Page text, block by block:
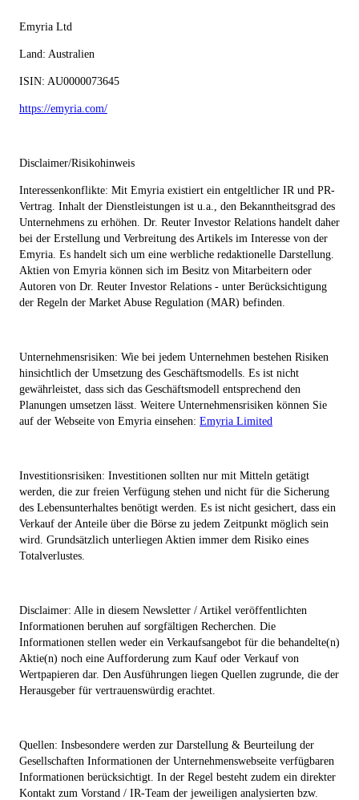
Emyria Ltd
Land: Australien
ISIN: AU0000073645
https://emyria.com/
Disclaimer/Risikohinweis
Interessenkonflikte: Mit Emyria existiert ein entgeltlicher IR und PR-
Vertrag. Inhalt der Dienstleistungen ist u.a., den Bekanntheitsgrad des
Unternehmens zu erhöhen. Dr. Reuter Investor Relations handelt daher
bei der Erstellung und Verbreitung des Artikels im Interesse von der
Emyria. Es handelt sich um eine werbliche redaktionelle Darstellung.
Aktien von Emyria können sich im Besitz von Mitarbeitern oder
Autoren von Dr. Reuter Investor Relations - unter Berücksichtigung
der Regeln der Market Abuse Regulation (MAR) befinden.
Unternehmensrisiken: Wie bei jedem Unternehmen bestehen Risiken
hinsichtlich der Umsetzung des Geschäftsmodells. Es ist nicht
gewährleistet, dass sich das Geschäftsmodell entsprechend den
Planungen umsetzen lässt. Weitere Unternehmensrisiken können Sie
auf der Webseite von Emyria einsehen: Emyria Limited
Investitionsrisiken: Investitionen sollten nur mit Mitteln getätigt
werden, die zur freien Verfügung stehen und nicht für die Sicherung
des Lebensunterhaltes benötigt werden. Es ist nicht gesichert, dass ein
Verkauf der Anteile über die Börse zu jedem Zeitpunkt möglich sein
wird. Grundsätzlich unterliegen Aktien immer dem Risiko eines
Totalverlustes.
Disclaimer: Alle in diesem Newsletter / Artikel veröffentlichten
Informationen beruhen auf sorgfältigen Recherchen. Die
Informationen stellen weder ein Verkaufsangebot für die behandelte(n)
Aktie(n) noch eine Aufforderung zum Kauf oder Verkauf von
Wertpapieren dar. Den Ausführungen liegen Quellen zugrunde, die der
Herausgeber für vertrauenswürdig erachtet.
Quellen: Insbesondere werden zur Darstellung & Beurteilung der
Gesellschaften Informationen der Unternehmenswebseite verfügbaren
Informationen berücksichtigt. In der Regel besteht zudem ein direkter
Kontakt zum Vorstand / IR-Team der jeweiligen analysierten bzw.